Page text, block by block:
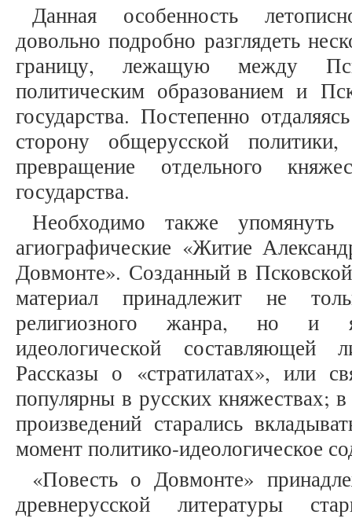
Данная особенность
довольно подробно разглядеть
границу, лежащую между
политическим образованием и
государства. Постепенно
сторону общерусской
превращение отдельного
государства.
Необходимо также
агиографические «Житие
Довмонте». Созданный в
материал принадлежит не
религиозного жанра, но и
идеологической составляющей
Рассказы о «стратилатах», или
популярны в русских княжествах;
произведений старались
момент политико-идеологическое
«Повесть о Довмонте»
древнерусской литературы